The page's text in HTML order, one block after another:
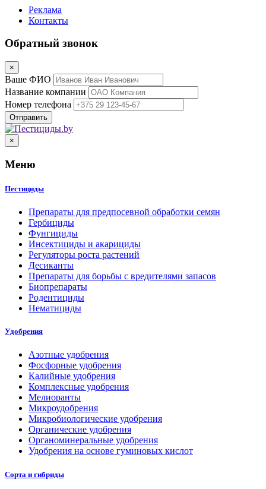
Реклама
Контакты
Обратный звонок
×
Ваше ФИО
Название компании
Номер телефона
×
Меню
Пестициды
Препараты для предпосевной обработки семян
Гербициды
Фунгициды
Инсектициды и акарициды
Регуляторы роста растений
Десиканты
Препараты для борьбы с вредителями запасов
Биопрепараты
Родентициды
Нематициды
Удобрения
Азотные удобрения
Фосфорные удобрения
Калийные удобрения
Комплексные удобрения
Мелиоранты
Микроудобрения
Микробиологические удобрения
Органические удобрения
Органоминеральные удобрения
Удобрения на основе гуминовых кислот
Сорта и гибриды